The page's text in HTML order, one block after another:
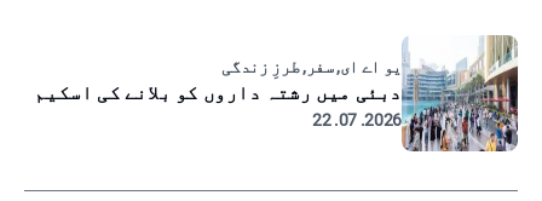
یو اے ای, سفر, طرزِ زندگی
دبئی میں رشتہ داروں کو بلانے کی اسکیم
2026. 07. 22